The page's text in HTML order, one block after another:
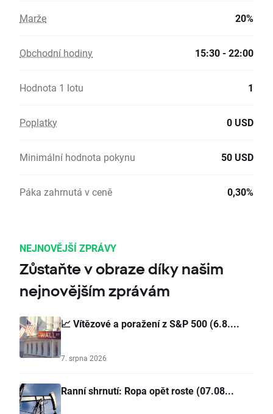
Marže 20%
Obchodní hodiny 15:30 - 22:00
Hodnota 1 lotu 1
Poplatky 0 USD
Minimální hodnota pokynu 50 USD
Páka zahrnutá v ceně 0,30%
NEJNOVĚJŠÍ ZPRÁVY
Zůstaňte v obraze díky našim
nejnovějším zprávám
📈 Vítězové a poražení z S&P 500 (6.8....
7. srpna 2026
Ranní shrnutí: Ropa opět roste (07.08...